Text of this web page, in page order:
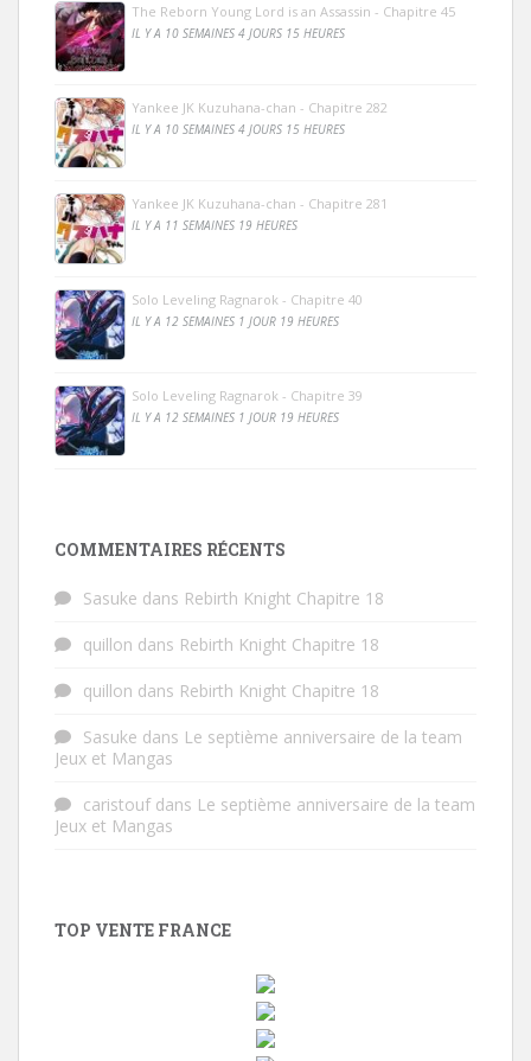
The Reborn Young Lord is an Assassin - Chapitre 45
IL Y A 10 SEMAINES 4 JOURS 15 HEURES
Yankee JK Kuzuhana-chan - Chapitre 282
IL Y A 10 SEMAINES 4 JOURS 15 HEURES
Yankee JK Kuzuhana-chan - Chapitre 281
IL Y A 11 SEMAINES 19 HEURES
Solo Leveling Ragnarok - Chapitre 40
IL Y A 12 SEMAINES 1 JOUR 19 HEURES
Solo Leveling Ragnarok - Chapitre 39
IL Y A 12 SEMAINES 1 JOUR 19 HEURES
COMMENTAIRES RÉCENTS
Sasuke dans Rebirth Knight Chapitre 18
quillon dans Rebirth Knight Chapitre 18
quillon dans Rebirth Knight Chapitre 18
Sasuke dans Le septième anniversaire de la team
Jeux et Mangas
caristoufdans Le septième anniversaire de la team
Jeux et Mangas
TOP VENTE FRANCE